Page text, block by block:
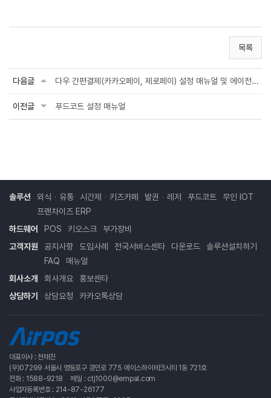
목록
다음글 다우 간편결제(카카오페이, 제로페이) 설정 매뉴얼 및 에이전트 2.4 버전
이전글 푸드코트 설정 매뉴얼
솔루션 외식ᆞ유통 시간제ᆞ키즈카페 발권ᆞ레저 푸드코트
무인 IOT
프랜차이즈 ERP
하드웨어
POS 키오스크
부가장비
고객지원
공지사항 도입사례 전국서비스센타 다운로드
솔루션설치하기
FAQ
매뉴얼
회사소개
회사개요
홍보센타
상담하기
상담요청 카카오톡상담
대표이사 : 천태진
(우)07299 서울시 영등포구 경인로 775 에이스하이테크시티 1동 721호
전화 : 1588-9218
메일 : ctj1000@empal.com
사업자등록번호 : 214-87-26177